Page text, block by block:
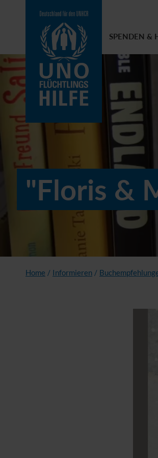
SPENDEN &
"Floris &
Home / Informieren /